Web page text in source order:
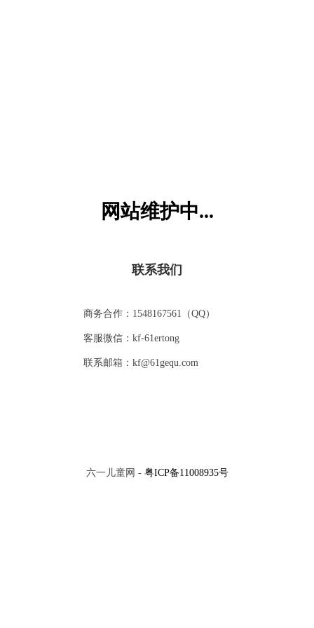
网站维护中...
联系我们
商务合作：1548167561（QQ）
客服微信：kf-61ertong
联系邮箱：kf@61gequ.com
六一儿童网 - 粤ICP备11008935号